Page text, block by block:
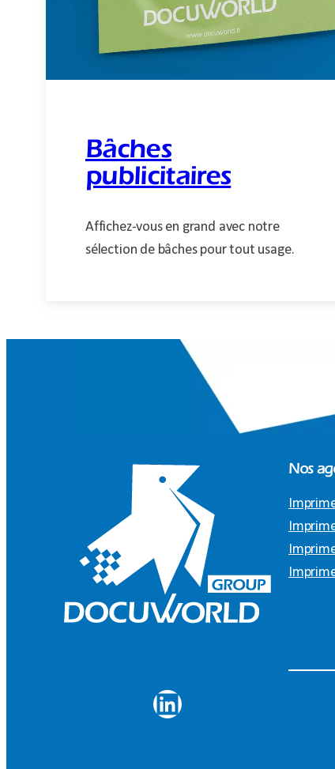
Bâches
publicitaires
Affichez-vous en grand avec notre
sélection de bâches pour tout usage.
LinkedIn
Nos